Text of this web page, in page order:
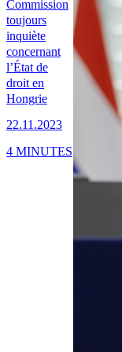
Commission
toujours
inquiète
concernant
l’État de
droit en
Hongrie
22.11.2023
4 MINUTES